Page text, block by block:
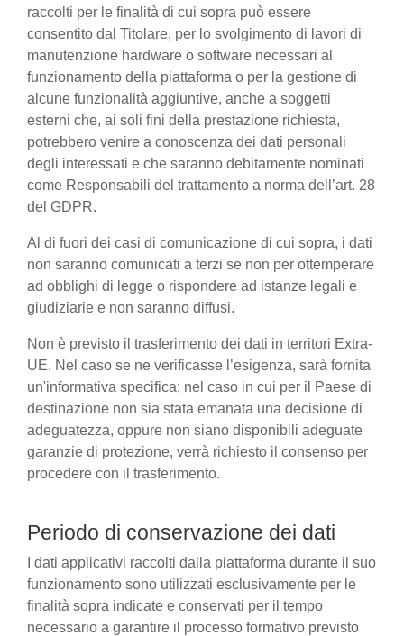
raccolti per le finalità di cui sopra può essere
consentito dal Titolare, per lo svolgimento di lavori di
manutenzione hardware o software necessari al
funzionamento della piattaforma o per la gestione di
alcune funzionalità aggiuntive, anche a soggetti
esterni che, ai soli fini della prestazione richiesta,
potrebbero venire a conoscenza dei dati personali
degli interessati e che saranno debitamente nominati
come Responsabili del trattamento a norma dell’art. 28
del GDPR.
Al di fuori dei casi di comunicazione di cui sopra, i dati
non saranno comunicati a terzi se non per ottemperare
ad obblighi di legge o rispondere ad istanze legali e
giudiziarie e non saranno diffusi.
Non è previsto il trasferimento dei dati in territori Extra-
UE. Nel caso se ne verificasse l’esigenza, sarà fornita
un'informativa specifica; nel caso in cui per il Paese di
destinazione non sia stata emanata una decisione di
adeguatezza, oppure non siano disponibili adeguate
garanzie di protezione, verrà richiesto il consenso per
procedere con il trasferimento.
Periodo di conservazione dei dati
I dati applicativi raccolti dalla piattaforma durante il suo
funzionamento sono utilizzati esclusivamente per le
finalità sopra indicate e conservati per il tempo
necessario a garantire il processo formativo previsto